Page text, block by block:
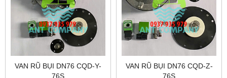
VAN RŨ BỤI DN76 CQD-Y-
76S
VAN RŨ BỤI DN76 CQD-Z-
76S